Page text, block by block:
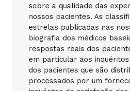
sobre a qualidade das
nossos pacientes. As
estrelas publicadas nas
biografia dos médicos
respostas reais dos
em particular aos
dos pacientes que são
processados por um